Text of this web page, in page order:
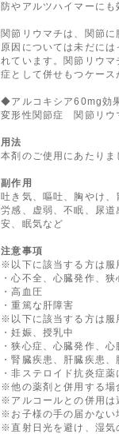
防やアルツハイマーにも
関節リウマチは、関節
原因については未だに
れています。関節リウ
症として併せもつケース
◆アルコキシア60mg効
変形性関節症 関節リ
用法
本剤のご使用にあたりま
副作用
吐き気、嘔吐、胸やけ
労感、虚弱、不眠、尿
安、眠気など
注意事項
※以下に該当する方は服
・心不全、心臓発作、
・高血圧
・重篤な肝障害
※以下に該当する方は服
・妊娠、授乳中
・狭心症、心臓発作、
・腎臓疾患、肝臓疾患
・非ステロイド抗炎症
※他の薬剤と併用する場
※アルコールとの併用は
※お子様の手の届かない
※直射日光を避け、湿気